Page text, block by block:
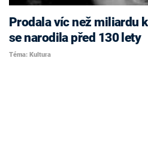
Prodala víc než miliardu
se narodila před 130 lety
Téma: Kultura